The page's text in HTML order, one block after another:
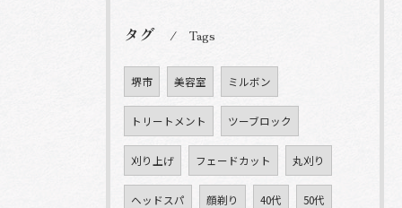
タグ Tags
堺市 美容室 ミルボン
トリートメント ツーブロック
刈り上げ フェードカット 丸刈り
ヘッドスパ 顔剃り 40代 50代